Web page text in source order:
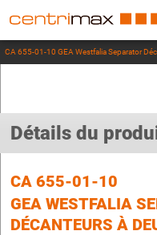
CA 655-01-10 GEA Westfalia Separator
Détails du
CA 655-01-10
GEA WESTFALIA
DÉCANTEURS À